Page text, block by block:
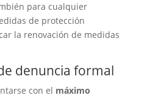
para cualquier
de protección
la renovación de medidas
denuncia formal
con el máximo